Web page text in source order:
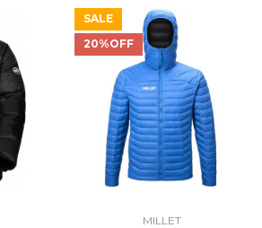
SALE
20%OFF
MILLET